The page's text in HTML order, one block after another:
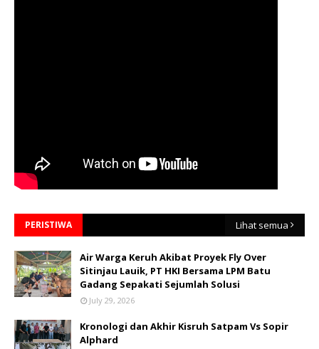
PERISTIWA Lihat semua
Air Warga Keruh Akibat Proyek Fly Over
Sitinjau Lauik, PT HKI Bersama LPM Batu
Gadang Sepakati Sejumlah Solusi
July 29, 2026
Kronologi dan Akhir Kisruh Satpam Vs Sopir
Alphard